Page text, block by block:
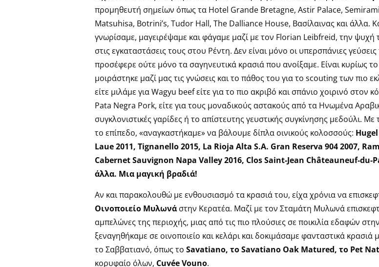
προμηθευτή σημείων όπως τα Hotel Grande Bretagne, Astir Palace,
Matsuhisa, Botrini’s, Tudor Hall, The Dalliance House, Βασίλαινας και άλλα.
γνωρίσαμε, μαγειρέψαμε και φάγαμε μαζί με τον Florian Leibfreid, την ψυχή
στις εγκαταστάσεις τους στου Ρέντη. Δεν είναι μόνο οι υπερσπάνιες
προσέφερε ούτε μόνο τα σαγηνευτικά κρασιά που ανοίξαμε. Είναι κυρίως
μοιράστηκε μαζί μας τις γνώσεις και το πάθος του για το scouting των πιο
είτε μιλάμε για Wagyu beef είτε για το πιο ακριβό και σπάνιο χοιρινό στον
Pata Negra Pork, είτε για τους μοναδικούς αστακούς από τα Ηνωμένα
συγκλονιστικές γαρίδες ή το απίστευτης γευστικής συγκίνησης μεδούλι.
το επίπεδο, «αναγκαστήκαμε» να βάλουμε δίπλα οινικούς κολοσσούς:
Laue 2011, Tignanello 2015, La Rioja Alta S.A. Gran Reserva 904 2007,
Cabernet Sauvignon Napa Valley 2016, Clos Saint-Jean Châteauneuf-du-
άλλα. Μια μαγική βραδιά!
Αν και παρακολουθώ με ενθουσιασμό τα κρασιά του, είχα χρόνια να
Οινοποιείο Μυλωνά στην Κερατέα. Μαζί με τον Σταμάτη Μυλωνά
αμπελώνες της περιοχής, μιας από τις πιο πλούσιες σε ποικιλία εδαφών
ξεναγηθήκαμε σε οινοποιείο και κελάρι και δοκιμάσαμε φανταστικά κρασιά
το Σαββατιανό, όπως το Savatiano, το Savatiano Oak Matured, το Pet Nat
κορυφαίο όλων, Cuvée Vouno.